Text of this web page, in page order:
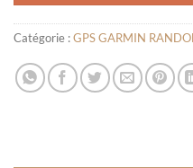
Catégorie :GPS GARMIN